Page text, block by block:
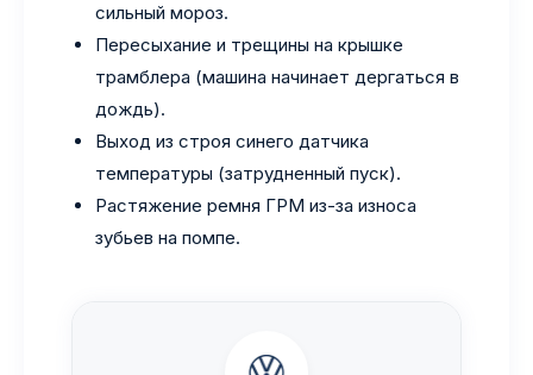
сильный мороз.
Пересыхание и трещины на крышке
трамблера (машина начинает дергаться в
дождь).
Выход из строя синего датчика
температуры (затрудненный пуск).
Растяжение ремня ГРМ из-за износа
зубьев на помпе.